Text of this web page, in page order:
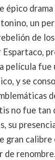
épico
un
de
Espartaco,
película fue
y se
no fue tan
su
gran
de renombre.